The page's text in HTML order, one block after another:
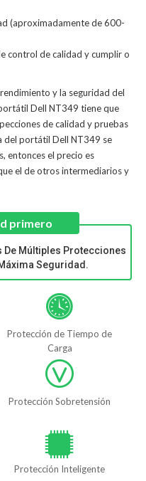
(aproximadamente de 600-
control de calidad y cumplir o
y la seguridad del
Dell NT349 tiene que
de calidad y pruebas
del portátil Dell NT349 se
entonces el precio es
el de otros intermediarios y
primero
De Múltiples Protecciones
Seguridad.
Protección de Tiempo de
Carga
Protección Sobretensión
Protección Inteligente